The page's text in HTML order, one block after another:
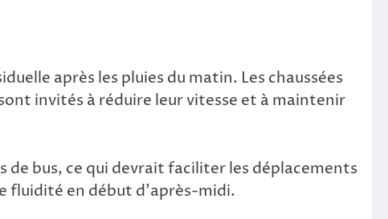
après les pluies du matin. Les chaussées
invités à réduire leur vitesse et à maintenir
de bus, ce qui devrait faciliter les déplacements
fluidité en début d’après-midi.